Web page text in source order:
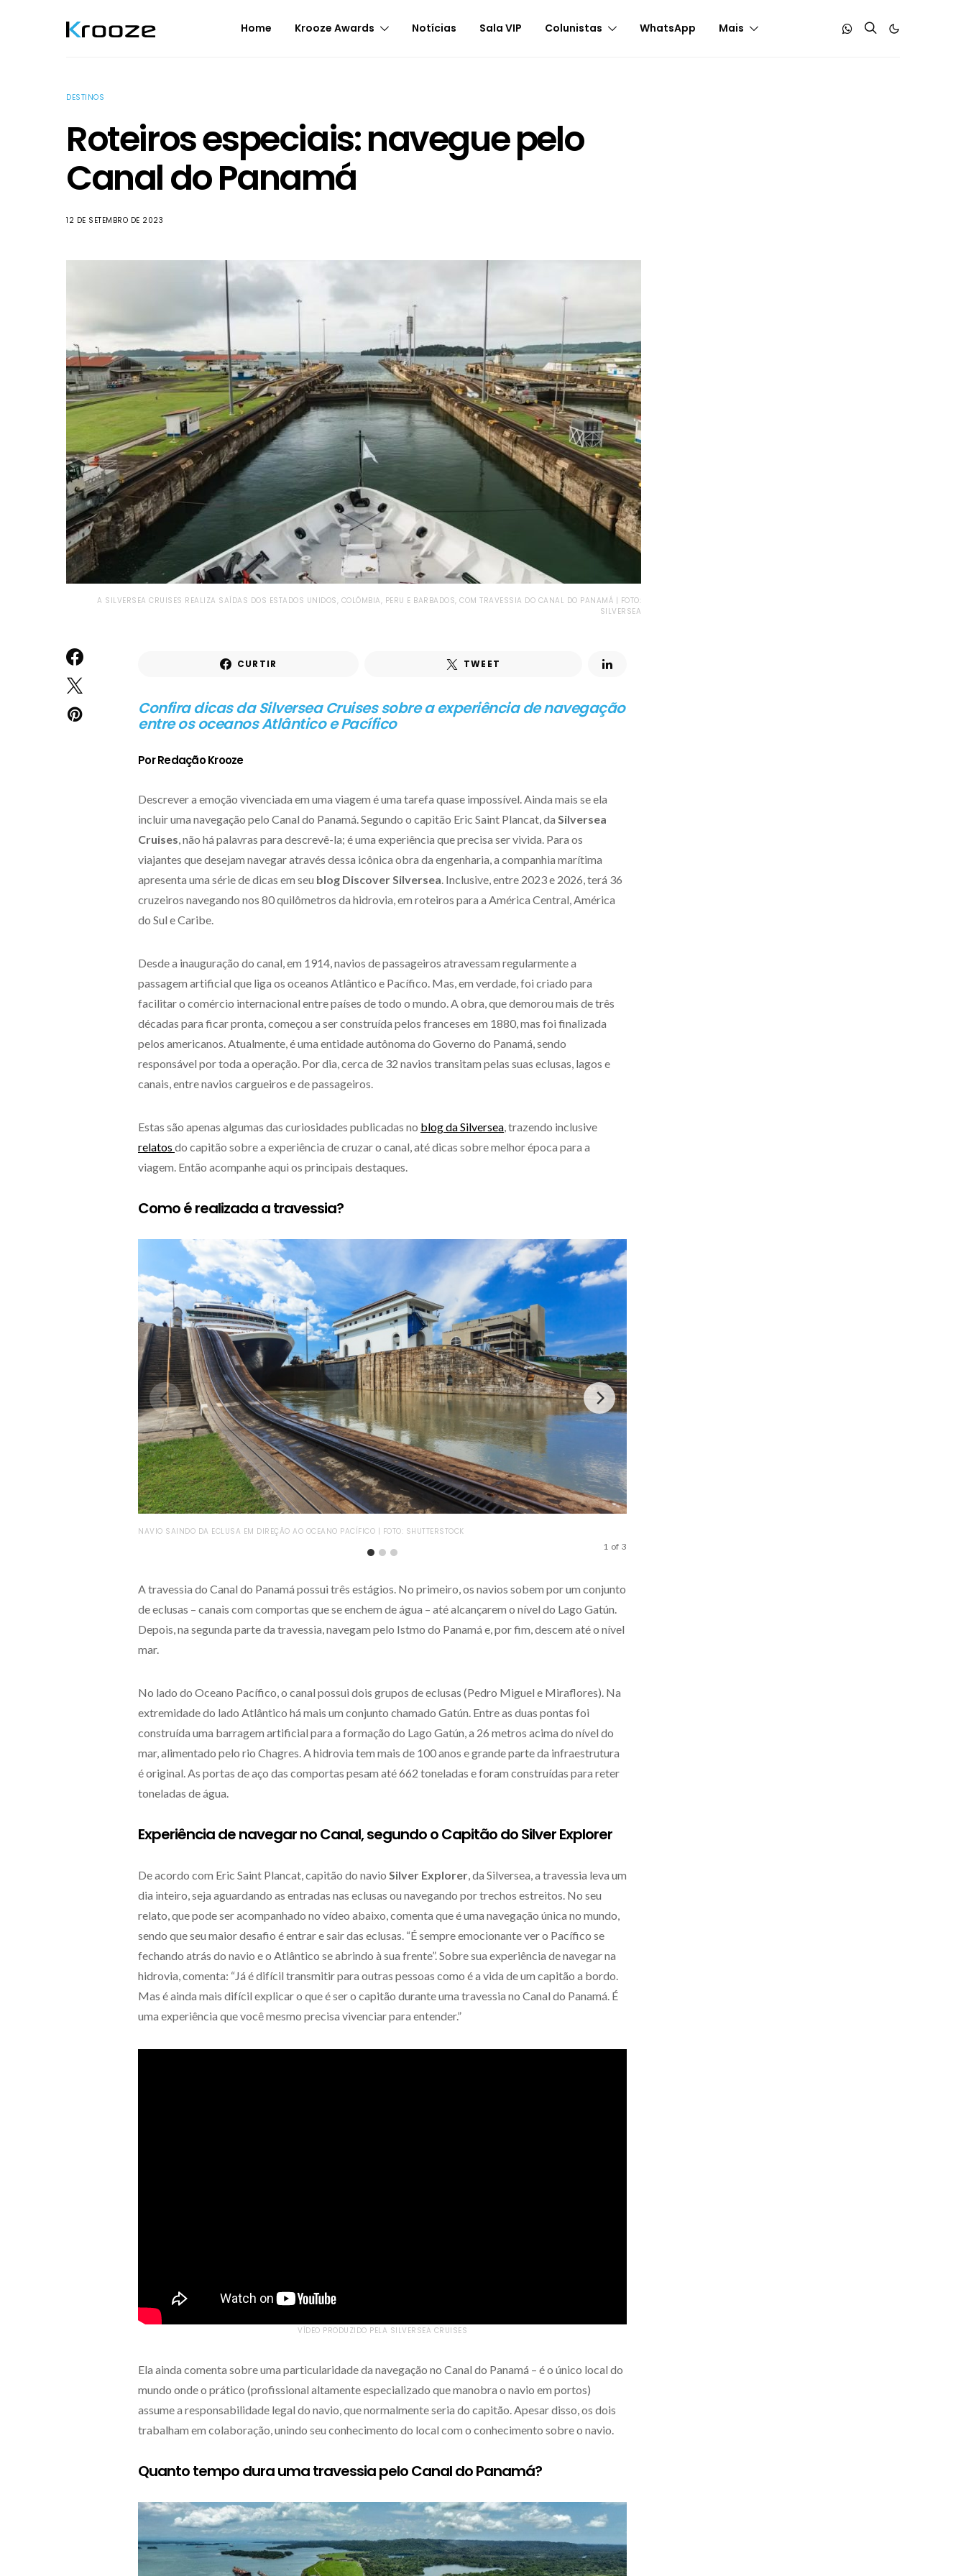
Home Krooze Awards Notícias Sala VIP Colunistas WhatsApp Mais
DESTINOS
Roteiros especiais: navegue pelo
Canal do Panamá
12 DE SETEMBRO DE 2023
A SILVERSEA CRUISES REALIZA SAÍDAS DOS ESTADOS UNIDOS, COLÔMBIA, PERU E BARBADOS, COM TRAVESSIA DO CANAL DO PANAMÁ | FOTO:
SILVERSEA
CURTIR TWEET
Confira dicas da Silversea Cruises sobre a experiência de navegação
entre os oceanos Atlântico e Pacífico
Por Redação Krooze
Descrever a emoção vivenciada em uma viagem é uma tarefa quase impossível. Ainda mais se ela
incluir uma navegação pelo Canal do Panamá. Segundo o capitão Eric Saint Plancat, da Silversea
Cruises, não há palavras para descrevê-la; é uma experiência que precisa ser vivida. Para os
viajantes que desejam navegar através dessa icônica obra da engenharia, a companhia marítima
apresenta uma série de dicas em seu blog Discover Silversea. Inclusive, entre 2023 e 2026, terá 36
cruzeiros navegando nos 80 quilômetros da hidrovia, em roteiros para a América Central, América
do Sul e Caribe.
Desde a inauguração do canal, em 1914, navios de passageiros atravessam regularmente a
passagem artificial que liga os oceanos Atlântico e Pacífico. Mas, em verdade, foi criado para
facilitar o comércio internacional entre países de todo o mundo. A obra, que demorou mais de três
décadas para ficar pronta, começou a ser construída pelos franceses em 1880, mas foi finalizada
pelos americanos. Atualmente, é uma entidade autônoma do Governo do Panamá, sendo
responsável por toda a operação. Por dia, cerca de 32 navios transitam pelas suas eclusas, lagos e
canais, entre navios cargueiros e de passageiros.
Estas são apenas algumas das curiosidades publicadas no blog da Silversea, trazendo inclusive
relatos do capitão sobre a experiência de cruzar o canal, até dicas sobre melhor época para a
viagem. Então acompanhe aqui os principais destaques.
Como é realizada a travessia?
NAVIO SAINDO DA ECLUSA EM DIREÇÃO AO OCEANO PACÍFICO | FOTO: SHUTTERSTOCK
1 of 3
A travessia do Canal do Panamá possui três estágios. No primeiro, os navios sobem por um conjunto
de eclusas – canais com comportas que se enchem de água – até alcançarem o nível do Lago Gatún.
Depois, na segunda parte da travessia, navegam pelo Istmo do Panamá e, por fim, descem até o nível
mar.
No lado do Oceano Pacífico, o canal possui dois grupos de eclusas (Pedro Miguel e Miraflores). Na
extremidade do lado Atlântico há mais um conjunto chamado Gatún. Entre as duas pontas foi
construída uma barragem artificial para a formação do Lago Gatún, a 26 metros acima do nível do
mar, alimentado pelo rio Chagres. A hidrovia tem mais de 100 anos e grande parte da infraestrutura
é original. As portas de aço das comportas pesam até 662 toneladas e foram construídas para reter
toneladas de água.
Experiência de navegar no Canal, segundo o Capitão do Silver Explorer
De acordo com Eric Saint Plancat, capitão do navio Silver Explorer, da Silversea, a travessia leva um
dia inteiro, seja aguardando as entradas nas eclusas ou navegando por trechos estreitos. No seu
relato, que pode ser acompanhado no vídeo abaixo, comenta que é uma navegação única no mundo,
sendo que seu maior desafio é entrar e sair das eclusas. “É sempre emocionante ver o Pacífico se
fechando atrás do navio e o Atlântico se abrindo à sua frente”. Sobre sua experiência de navegar na
hidrovia, comenta: “Já é difícil transmitir para outras pessoas como é a vida de um capitão a bordo.
Mas é ainda mais difícil explicar o que é ser o capitão durante uma travessia no Canal do Panamá. É
uma experiência que você mesmo precisa vivenciar para entender.”
VÍDEO PRODUZIDO PELA SILVERSEA CRUISES
Ela ainda comenta sobre uma particularidade da navegação no Canal do Panamá – é o único local do
mundo onde o prático (profissional altamente especializado que manobra o navio em portos)
assume a responsabilidade legal do navio, que normalmente seria do capitão. Apesar disso, os dois
trabalham em colaboração, unindo seu conhecimento do local com o conhecimento sobre o navio.
Quanto tempo dura uma travessia pelo Canal do Panamá?